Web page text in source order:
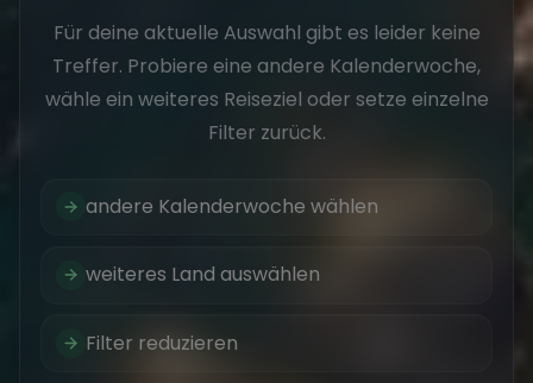
Für deine aktuelle Auswahl gibt es leider keine
Treffer. Probiere eine andere Kalenderwoche,
wähle ein weiteres Reiseziel oder setze einzelne
Filter zurück.
andere Kalenderwoche wählen
weiteres Land auswählen
Filter reduzieren